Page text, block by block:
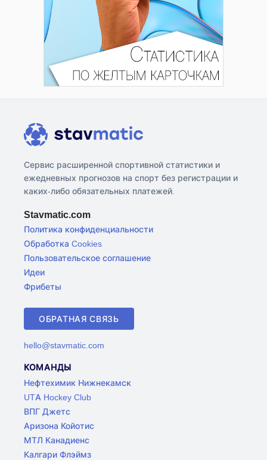
Сервис расширенной спортивной статистики и
ежедневных прогнозов на спорт без регистрации и
каких-либо обязательных платежей.
Stavmatic.com
Политика конфиденциальности
Обработка Cookies
Пользовательское соглашение
Идеи
Фрибеты
ОБРАТНАЯ СВЯЗЬ
hello@stavmatic.com
КОМАНДЫ
Нефтехимик Нижнекамск
UTA Hockey Club
ВПГ Джетс
Аризона Койотис
МТЛ Канадиенс
Калгари Флэймз